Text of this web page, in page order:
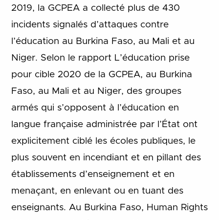
2019, la GCPEA a collecté plus de 430
incidents signalés d’attaques contre
l’éducation au Burkina Faso, au Mali et au
Niger. Selon le rapport L’éducation prise
pour cible 2020 de la GCPEA, au Burkina
Faso, au Mali et au Niger, des groupes
armés qui s’opposent à l’éducation en
langue française administrée par l’État ont
explicitement ciblé les écoles publiques, le
plus souvent en incendiant et en pillant des
établissements d’enseignement et en
menaçant, en enlevant ou en tuant des
enseignants. Au Burkina Faso, Human Rights